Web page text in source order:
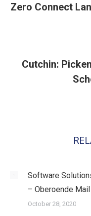
Zero Connect
Cutchin:
Software
– Oberoende Mail
October 28, 2020